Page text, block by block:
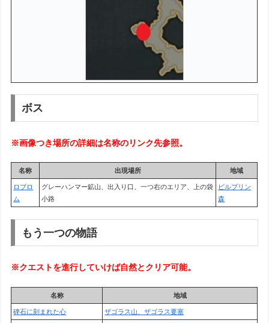
ボス
※画像つき場所の詳細は名称のリンク先参照。
名称 出現場所 地域
ロブロ
ム
グレーハンマー鉱山、出入り口、一つ右のエリア、上の袋
小路
ビルブリン
森
もう一つの物語
※クエストを進行していけば自然とクリア可能。
名称 地域
碑石に刻まれた心 ザゴラス山、ザゴラス要塞